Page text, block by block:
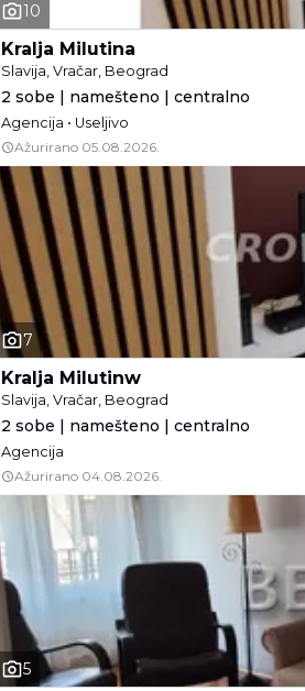
10
Kralja Milutina
Slavija, Vračar, Beograd
2 sobe | namešteno | centralno
Agencija • Useljivo
Ažurirano 05.08.2026.
7
Kralja Milutinw
Slavija, Vračar, Beograd
2 sobe | namešteno | centralno
Agencija
Ažurirano 04.08.2026.
5